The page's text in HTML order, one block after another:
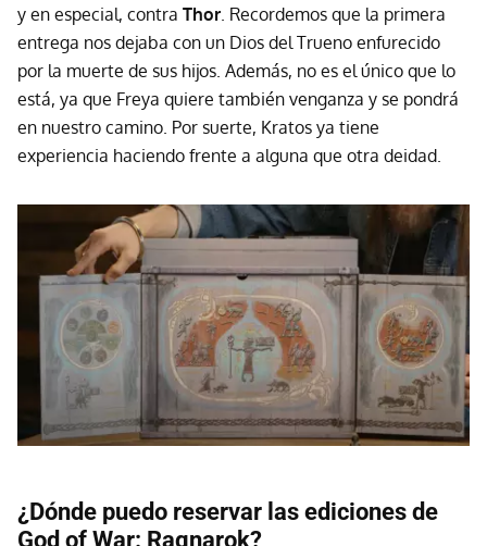
y en especial, contra Thor. Recordemos que la primera
entrega nos dejaba con un Dios del Trueno enfurecido
por la muerte de sus hijos. Además, no es el único que lo
está, ya que Freya quiere también venganza y se pondrá
en nuestro camino. Por suerte, Kratos ya tiene
experiencia haciendo frente a alguna que otra deidad.
¿Dónde puedo reservar las ediciones de
God of War: Ragnarok?